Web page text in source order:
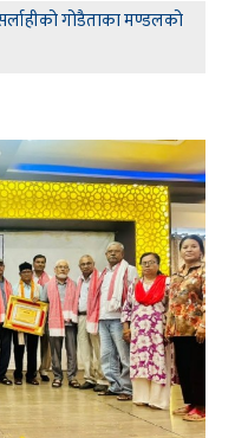
गोडैताका मण्डलको